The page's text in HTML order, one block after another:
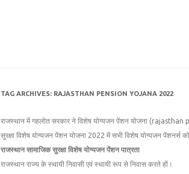
TAG ARCHIVES: RAJASTHAN PENSION YOJANA 2022
राजस्थान में गहलोत सरकार ने विशेष योग्यजन पेंशन योजना (rajasthan
सुरक्षा विशेष योग्यजन पेंशन योजना 2022 में सभी विशेष योग्यजन
राजस्‍थान सामाजिक सुरक्षा विशेष योग्‍यजन पेंशन पात्रता
राजस्‍थान राज्‍य के स्‍थायी निवासी एवं स्‍थायी रूप से निवास करते हों।